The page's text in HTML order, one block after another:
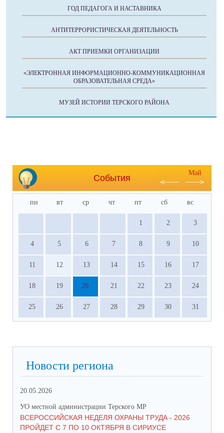
ГОД ПЕДАГОГА И НАСТАВНИКА
АНТИТЕРРОРИСТИЧЕСКАЯ ДЕЯТЕЛЬНОСТЬ
АКТ ПРИЕМКИ ОРГАНИЗАЦИИ
«ЭЛЕКТРОННАЯ ИНФОРМАЦИОННО-КОММУНИКАЦИОННАЯ
ОБРАЗОВАТЕЛЬНАЯ СРЕДА»
МУЗЕЙ ИСТОРИИ ТЕРСКОГО РАЙОНА
События
Май
пн вт ср чт пт сб вс
1 2 3
4 5 6 7 8 9 10
11 12 13 14 15 16 17
18 19 20 21 22 23 24
25 26 27 28 29 30 31
Новости региона
20.05.2026
УО местной администрации Терского МР
ВСЕРОССИЙСКАЯ НЕДЕЛЯ ОХРАНЫ ТРУДА - 2026
ПРОЙДЕТ С 7 ПО 10 ОКТЯБРЯ В СИРИУСЕ